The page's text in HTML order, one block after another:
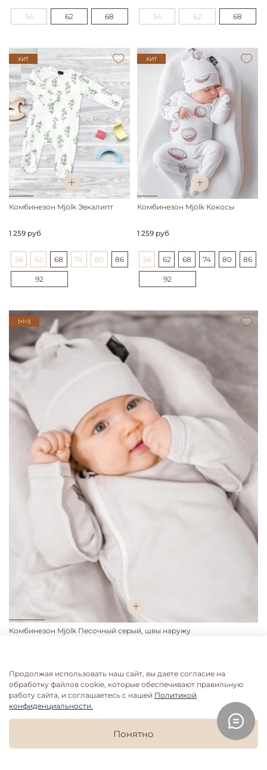
56 62 68 56 62 68
ХИТ
Комбинезон Mjölk Эвкалипт
1 259 руб
56 62 68 74 80 86
92
ХИТ
Комбинезон Mjölk Кокосы
1 259 руб
56 62 68 74 80 86
92
1+1=3
Комбинезон Mjölk Песочный серый, швы наружу
56 62 68
0
Продолжая использовать наш сайт, вы даете согласие на
обработку файлов cookie, которые обеспечивают правильную
работу сайта, и соглашаетесь с нашей Политикой
конфиденциальности.
Понятно